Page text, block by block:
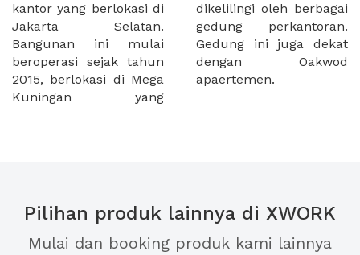
kantor yang berlokasi di
Jakarta Selatan.
Bangunan ini mulai
beroperasi sejak tahun
2015, berlokasi di Mega
Kuningan yang
dikelilingi oleh berbagai
gedung perkantoran.
Gedung ini juga dekat
dengan Oakwod
apaertemen.
Pilihan produk lainnya di XWORK
Mulai dan booking produk kami lainnya